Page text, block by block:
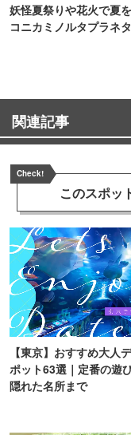
妖怪夏祭りや花火で夏
コニカミノルタプラネ
関連記事
Check!
このスポッ
【東京】おすすめ大人
ポット63選｜定番の遊
隠れた名所まで